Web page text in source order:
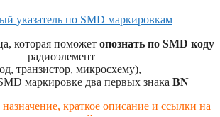
указатель по SMD маркировкам
которая поможет опознать по SMD коду
радиоэлемент
транзистор, микросхему),
маркировке два первых знака BN
краткое описание и ссылки на